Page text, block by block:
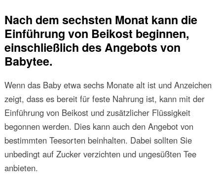
Nach dem sechsten Monat kann die
Einführung von Beikost beginnen,
einschließlich des Angebots von
Babytee.
Wenn das Baby etwa sechs Monate alt ist und Anzeichen
zeigt, dass es bereit für feste Nahrung ist, kann mit der
Einführung von Beikost und zusätzlicher Flüssigkeit
begonnen werden. Dies kann auch den Angebot von
bestimmten Teesorten beinhalten. Dabei sollten Sie
unbedingt auf Zucker verzichten und ungesüßten Tee
anbieten.